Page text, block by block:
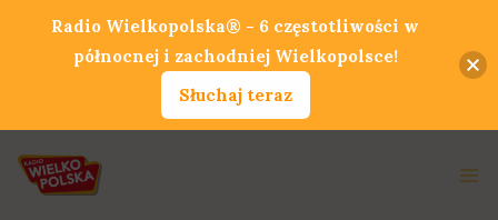
Radio Wielkopolska® - 6 częstotliwości w
północnej i zachodniej Wielkopolsce!
Słuchaj teraz